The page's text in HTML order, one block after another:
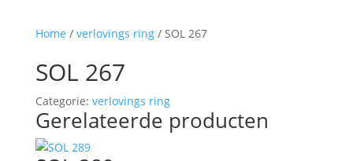
Home / verlovings ring/ SOL 267
SOL 267
Categorie: verlovings ring
Gerelateerde producten